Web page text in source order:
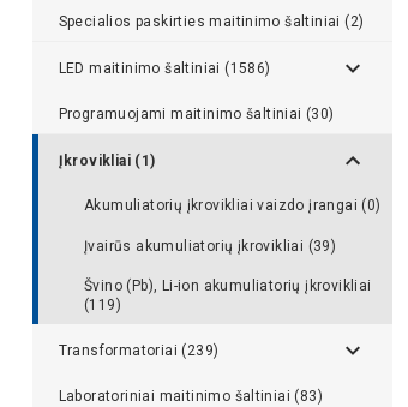
Specialios paskirties maitinimo šaltiniai (2)
LED maitinimo šaltiniai (1586)
Programuojami maitinimo šaltiniai (30)
Įkrovikliai (1)
Akumuliatorių įkrovikliai vaizdo įrangai (0)
Įvairūs akumuliatorių įkrovikliai (39)
Švino (Pb), Li-ion akumuliatorių įkrovikliai
(119)
Transformatoriai (239)
Laboratoriniai maitinimo šaltiniai (83)